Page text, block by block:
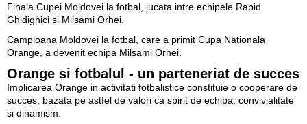
Finala Cupei Moldovei la fotbal, jucata intre echipele Rapid
Ghidighici si Milsami Orhei.
Campioana Moldovei la fotbal, care a primit Cupa Nationala
Orange, a devenit echipa Milsami Orhei.
Orange si fotbalul - un parteneriat de succes
Implicarea Orange in activitati fotbalistice constituie o cooperare de
succes, bazata pe astfel de valori ca spirit de echipa, convivialitate
si dinamism.